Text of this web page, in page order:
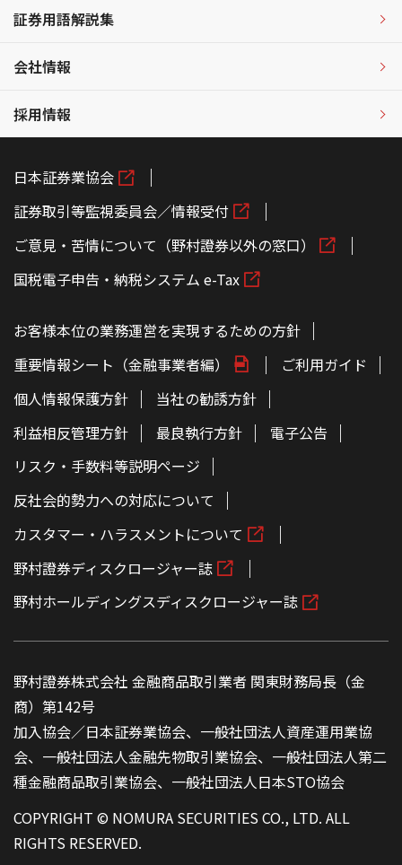
証券用語解説集
会社情報
採用情報
日本証券業協会
証券取引等監視委員会／情報受付
ご意見・苦情について（野村證券以外の窓口）
国税電子申告・納税システム e-Tax
お客様本位の業務運営を実現するための方針
重要情報シート（金融事業者編）
ご利用ガイド
個人情報保護方針
当社の勧誘方針
利益相反管理方針
最良執行方針
電子公告
リスク・手数料等説明ページ
反社会的勢力への対応について
カスタマー・ハラスメントについて
野村證券ディスクロージャー誌
野村ホールディングスディスクロージャー誌
野村證券株式会社 金融商品取引業者 関東財務局長（金
商）第142号
加入協会／日本証券業協会、一般社団法人資産運用業協
会、一般社団法人金融先物取引業協会、一般社団法人第二
種金融商品取引業協会、一般社団法人日本STO協会
COPYRIGHT © NOMURA SECURITIES CO., LTD. ALL
RIGHTS RESERVED.